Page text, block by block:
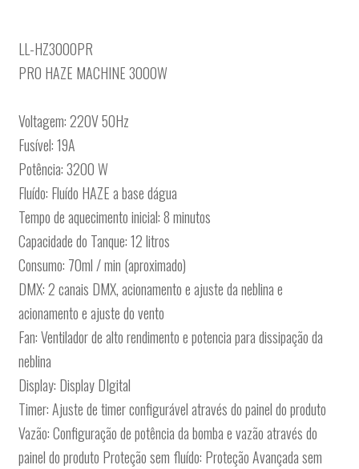
LL-HZ3000PR
PRO HAZE MACHINE 3000W
Voltagem: 220V 50Hz
Fusível: 19A
Potência: 3200 W
Fluído: Fluído HAZE a base dágua
Tempo de aquecimento inicial: 8 minutos
Capacidade do Tanque: 12 litros
Consumo: 70ml / min (aproximado)
DMX: 2 canais DMX, acionamento e ajuste da neblina e
acionamento e ajuste do vento
Fan: Ventilador de alto rendimento e potencia para dissipação da
neblina
Display: Display DIgital
Timer: Ajuste de timer configurável através do painel do produto
Vazão: Configuração de potência da bomba e vazão através do
painel do produto Proteção sem fluído: Proteção Avançada sem